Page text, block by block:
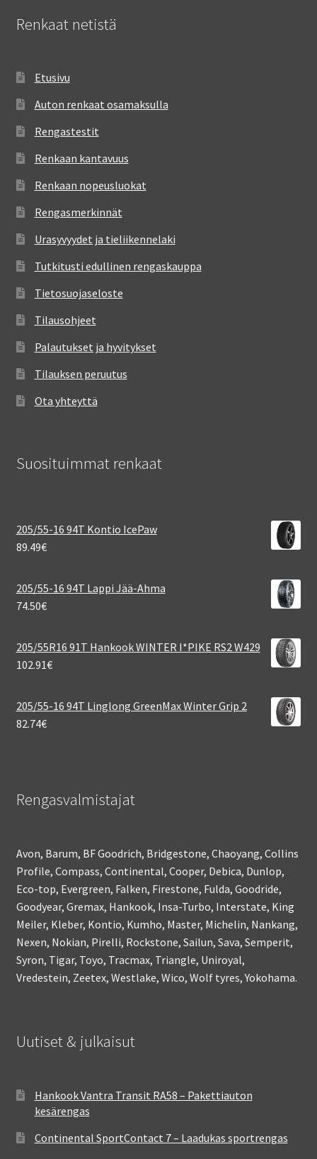
Renkaat netistä
Etusivu
Auton renkaat osamaksulla
Rengastestit
Renkaan kantavuus
Renkaan nopeusluokat
Rengasmerkinnät
Urasyvyydet ja tieliikennelaki
Tutkitusti edullinen rengaskauppa
Tietosuojaseloste
Tilausohjeet
Palautukset ja hyvitykset
Tilauksen peruutus
Ota yhteyttä
Suosituimmat renkaat
205/55-16 94T Kontio IcePaw
89.49€
205/55-16 94T Lappi Jää-Ahma
74.50€
205/55R16 91T Hankook WINTER I*PIKE RS2 W429
102.91€
205/55-16 94T Linglong GreenMax Winter Grip 2
82.74€
Rengasvalmistajat
Avon, Barum, BF Goodrich, Bridgestone, Chaoyang, Collins
Profile, Compass, Continental, Cooper, Debica, Dunlop,
Eco-top, Evergreen, Falken, Firestone, Fulda, Goodride,
Goodyear, Gremax, Hankook, Insa-Turbo, Interstate, King
Meiler, Kleber, Kontio, Kumho, Master, Michelin, Nankang,
Nexen, Nokian, Pirelli, Rockstone, Sailun, Sava, Semperit,
Syron, Tigar, Toyo, Tracmax, Triangle, Uniroyal,
Vredestein, Zeetex, Westlake, Wico, Wolf tyres, Yokohama.
Uutiset & julkaisut
Hankook Vantra Transit RA58 – Pakettiauton
kesärengas
Continental SportContact 7 – Laadukas sportrengas